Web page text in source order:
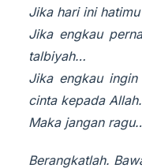
Jika hari ini
Jika engkau
talbiyah…
Jika engkau ingin
cinta kepada
Maka jangan
Berangkatlah.